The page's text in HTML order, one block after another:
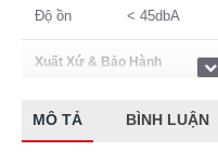
Độ ồn < 45dbA
Xuất Xứ & Bảo Hành
Bảo hành 3 năm
MÔ TẢ BÌNH LUẬN